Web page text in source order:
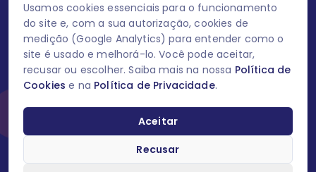
Usamos cookies essenciais para o funcionamento
do site e, com a sua autorização, cookies de
medição (Google Analytics) para entender como o
site é usado e melhorá-lo. Você pode aceitar,
recusar ou escolher. Saiba mais na nossa Política de
Cookies e na Política de Privacidade.
Aceitar
Recusar
Se estiver no programa semprecuidando, comunique aquiuma
reação adversa com os produtos Servier. Este site contém
informações para o público leigo e para os profissionais de saúde
do Brasil habilitados a prescrever medicamentos. M-AS ONE-BR-
202606-00013 / Agosto 2026.
O laboratório Servier do Brasil respeita os seus dados! Caso deseje
dados pessoais você pode fazê-lo a qualquer momento entrando
em contato através do site www.semprecuidando.com.br na opção
fale conosco.